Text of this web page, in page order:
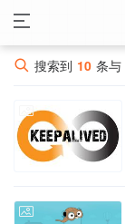
搜索到 10 条与